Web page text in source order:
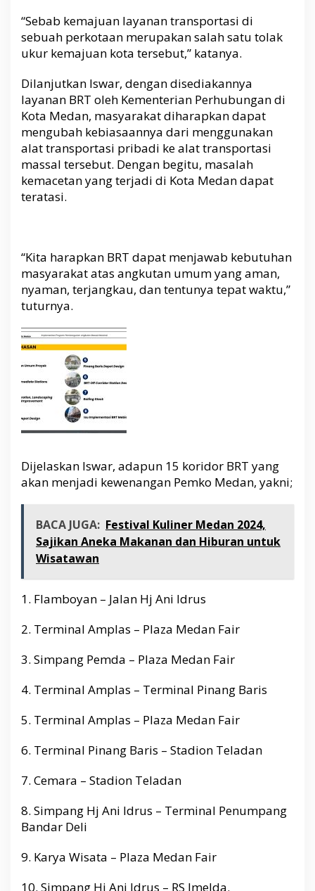
“Sebab kemajuan layanan transportasi di
sebuah perkotaan merupakan salah satu tolak
ukur kemajuan kota tersebut,” katanya.
Dilanjutkan Iswar, dengan disediakannya
layanan BRT oleh Kementerian Perhubungan di
Kota Medan, masyarakat diharapkan dapat
mengubah kebiasaannya dari menggunakan
alat transportasi pribadi ke alat transportasi
massal tersebut. Dengan begitu, masalah
kemacetan yang terjadi di Kota Medan dapat
teratasi.
“Kita harapkan BRT dapat menjawab kebutuhan
masyarakat atas angkutan umum yang aman,
nyaman, terjangkau, dan tentunya tepat waktu,”
tuturnya.
Dijelaskan Iswar, adapun 15 koridor BRT yang
akan menjadi kewenangan Pemko Medan, yakni;
BACA JUGA: Festival Kuliner Medan 2024,
Sajikan Aneka Makanan dan Hiburan untuk
Wisatawan
1. Flamboyan – Jalan Hj Ani Idrus
2. Terminal Amplas – Plaza Medan Fair
3. Simpang Pemda – Plaza Medan Fair
4. Terminal Amplas – Terminal Pinang Baris
5. Terminal Amplas – Plaza Medan Fair
6. Terminal Pinang Baris – Stadion Teladan
7. Cemara – Stadion Teladan
8. Simpang Hj Ani Idrus – Terminal Penumpang
Bandar Deli
9. Karya Wisata – Plaza Medan Fair
10. Simpang Hj Ani Idrus – RS Imelda.